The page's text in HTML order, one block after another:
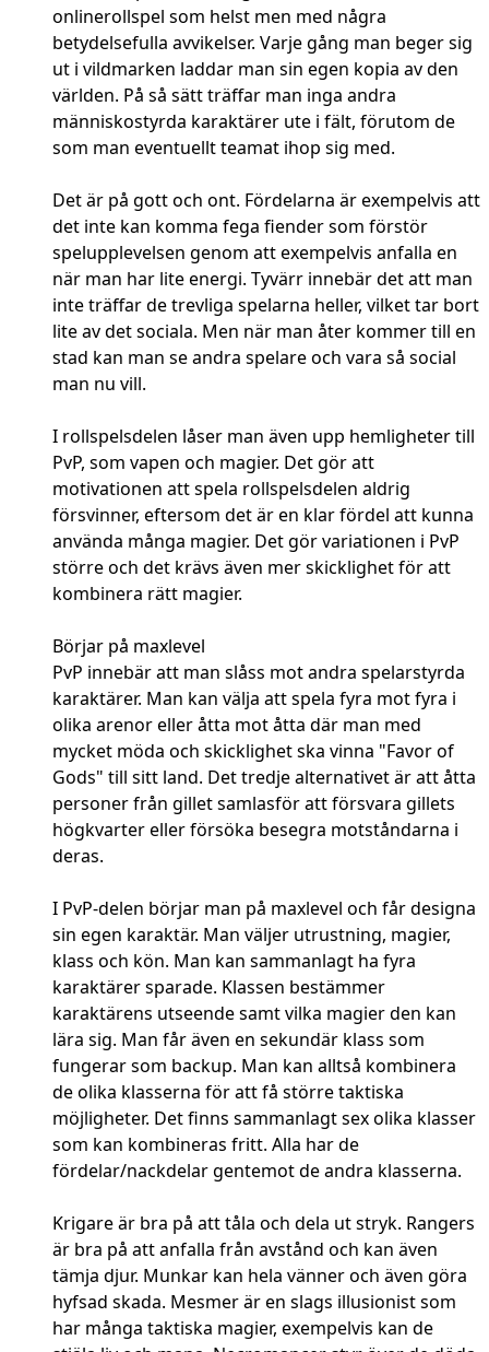
onlinerollspel som helst men med några
betydelsefulla avvikelser. Varje gång man beger sig
ut i vildmarken laddar man sin egen kopia av den
världen. På så sätt träffar man inga andra
människostyrda karaktärer ute i fält, förutom de
som man eventuellt teamat ihop sig med.
Det är på gott och ont. Fördelarna är exempelvis att
det inte kan komma fega fiender som förstör
spelupplevelsen genom att exempelvis anfalla en
när man har lite energi. Tyvärr innebär det att man
inte träffar de trevliga spelarna heller, vilket tar bort
lite av det sociala. Men när man åter kommer till en
stad kan man se andra spelare och vara så social
man nu vill.
I rollspelsdelen låser man även upp hemligheter till
PvP, som vapen och magier. Det gör att
motivationen att spela rollspelsdelen aldrig
försvinner, eftersom det är en klar fördel att kunna
använda många magier. Det gör variationen i PvP
större och det krävs även mer skicklighet för att
kombinera rätt magier.
Börjar på maxlevel
PvP innebär att man slåss mot andra spelarstyrda
karaktärer. Man kan välja att spela fyra mot fyra i
olika arenor eller åtta mot åtta där man med
mycket möda och skicklighet ska vinna "Favor of
Gods" till sitt land. Det tredje alternativet är att åtta
personer från gillet samlasför att försvara gillets
högkvarter eller försöka besegra motståndarna i
deras.
I PvP-delen börjar man på maxlevel och får designa
sin egen karaktär. Man väljer utrustning, magier,
klass och kön. Man kan sammanlagt ha fyra
karaktärer sparade. Klassen bestämmer
karaktärens utseende samt vilka magier den kan
lära sig. Man får även en sekundär klass som
fungerar som backup. Man kan alltså kombinera
de olika klasserna för att få större taktiska
möjligheter. Det finns sammanlagt sex olika klasser
som kan kombineras fritt. Alla har de
fördelar/nackdelar gentemot de andra klasserna.
Krigare är bra på att tåla och dela ut stryk. Rangers
är bra på att anfalla från avstånd och kan även
tämja djur. Munkar kan hela vänner och även göra
hyfsad skada. Mesmer är en slags illusionist som
har många taktiska magier, exempelvis kan de